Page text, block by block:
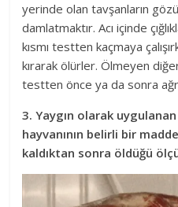
yerinde olan tavşanların
damlatmaktır. Acı içinde
kısmı testten kaçmaya
kırarak ölürler. Ölmeyen
testten önce ya da sonra
3. Yaygın olarak
hayvanının belirli bir
kaldıktan sonra öldüğü